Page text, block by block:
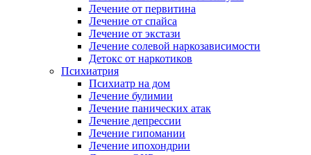
Лечение от первитина
Лечение от спайса
Лечение от экстази
Лечение солевой наркозависимости
Детокс от наркотиков
Психиатрия
Психиатр на дом
Лечение булимии
Лечение панических атак
Лечение депрессии
Лечение гипомании
Лечение ипохондрии